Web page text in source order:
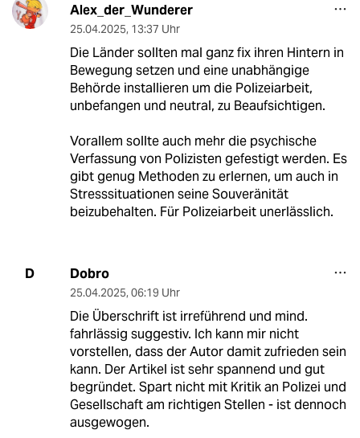
Alex_der_Wunderer
25.04.2025, 13:37 Uhr
Die Länder sollten mal ganz fix ihren Hintern in
Bewegung setzen und eine unabhängige
Behörde installieren um die Polizeiarbeit,
unbefangen und neutral, zu Beaufsichtigen.
Vorallem sollte auch mehr die psychische
Verfassung von Polizisten gefestigt werden. Es
gibt genug Methoden zu erlernen, um auch in
Stresssituationen seine Souveränität
beizubehalten. Für Polizeiarbeit unerlässlich.
D Dobro
25.04.2025, 06:19 Uhr
Die Überschrift ist irreführend und mind.
fahrlässig suggestiv. Ich kann mir nicht
vorstellen, dass der Autor damit zufrieden sein
kann. Der Artikel ist sehr spannend und gut
begründet. Spart nicht mit Kritik an Polizei und
Gesellschaft am richtigen Stellen - ist dennoch
ausgewogen.